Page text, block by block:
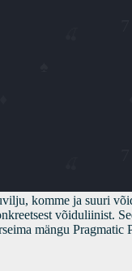
komme ja suuri
võiduliinist.
mängu Pragmatic